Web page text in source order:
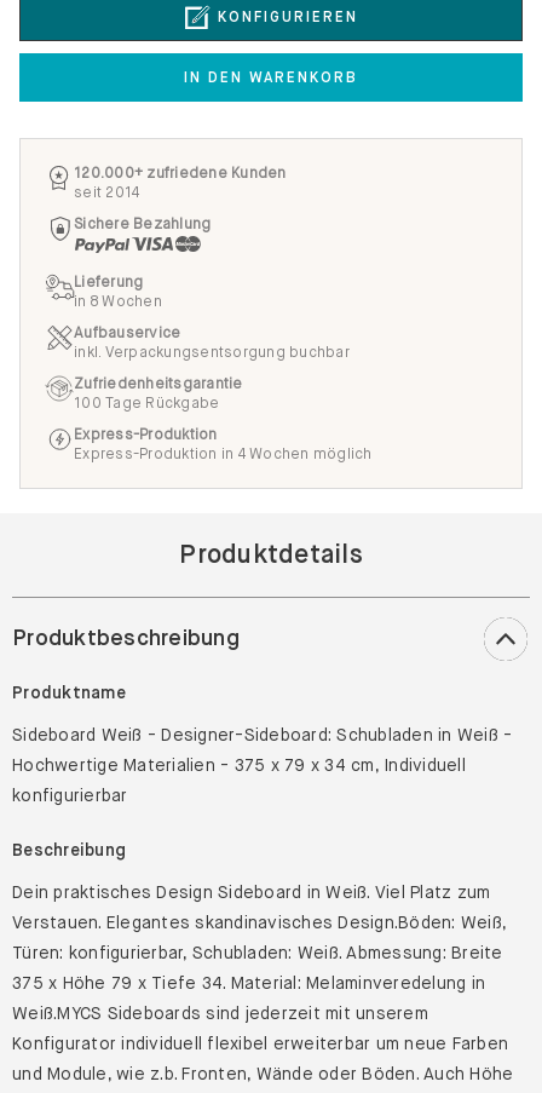
KONFIGURIEREN
IN DEN WARENKORB
120.000+ zufriedene Kunden
seit 2014
Sichere Bezahlung
Lieferung
in 8 Wochen
Aufbauservice
inkl. Verpackungsentsorgung buchbar
Zufriedenheitsgarantie
100 Tage Rückgabe
Express-Produktion
Express-Produktion in 4 Wochen möglich
Produktdetails
Produktbeschreibung
Produktname
Sideboard Weiß - Designer-Sideboard: Schubladen in Weiß -
Hochwertige Materialien - 375 x 79 x 34 cm, Individuell
konfigurierbar
Beschreibung
Dein praktisches Design Sideboard in Weiß. Viel Platz zum
Verstauen. Elegantes skandinavisches Design.Böden: Weiß,
Türen: konfigurierbar, Schubladen: Weiß. Abmessung: Breite
375 x Höhe 79 x Tiefe 34. Material: Melaminveredelung in
Weiß.MYCS Sideboards sind jederzeit mit unserem
Konfigurator individuell flexibel erweiterbar um neue Farben
und Module, wie z.b. Fronten, Wände oder Böden. Auch Höhe